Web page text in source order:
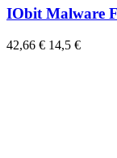
IObit Malware
42,66 € 14,5 €